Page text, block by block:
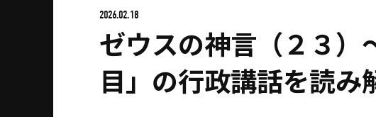
2026.02.18
ゼウスの神言（２３）
目」の行政講話を読み